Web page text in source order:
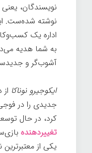
نویسندگان،
نوشته شده‌ست.
اداره یک
به شما هدیه
آشوب‌گر و
ایکوجیرو نوناکا
کرد، در حال
تغییردهنده
یکی از